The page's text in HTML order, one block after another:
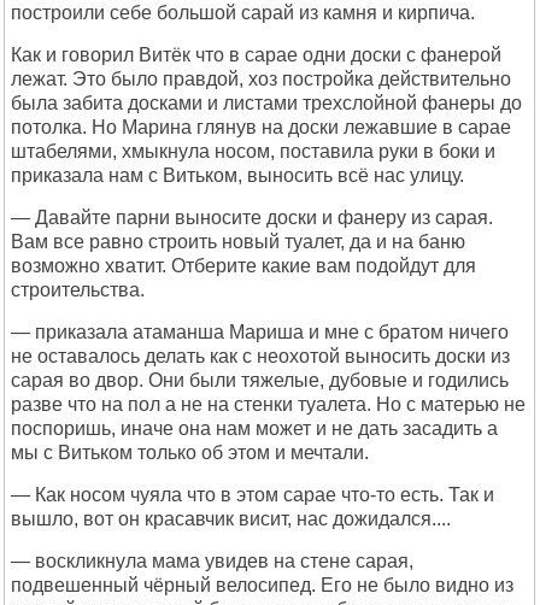
построили себе большой сарай из камня и кирпича.
Как и говорил Витёк что в сарае одни доски с фанерой
лежат. Это было правдой, хоз постройка действительно
была забита досками и листами трехслойной фанеры до
потолка. Но Марина глянув на доски лежавшие в сарае
штабелями, хмыкнула носом, поставила руки в боки и
приказала нам с Витьком, выносить всё нас улицу.
— Давайте парни выносите доски и фанеру из сарая.
Вам все равно строить новый туалет, да и на баню
возможно хватит. Отберите какие вам подойдут для
строительства.
— приказала атаманша Мариша и мне с братом ничего
не оставалось делать как с неохотой выносить доски из
сарая во двор. Они были тяжелые, дубовые и годились
разве что на пол а не на стенки туалета. Но с матерью не
поспоришь, иначе она нам может и не дать засадить а
мы с Витьком только об этом и мечтали.
— Как носом чуяла что в этом сарае что-то есть. Так и
вышло, вот он красавчик висит, нас дожидался....
— воскликнула мама увидев на стене сарая,
подвешенный чёрный велосипед. Его не было видно из